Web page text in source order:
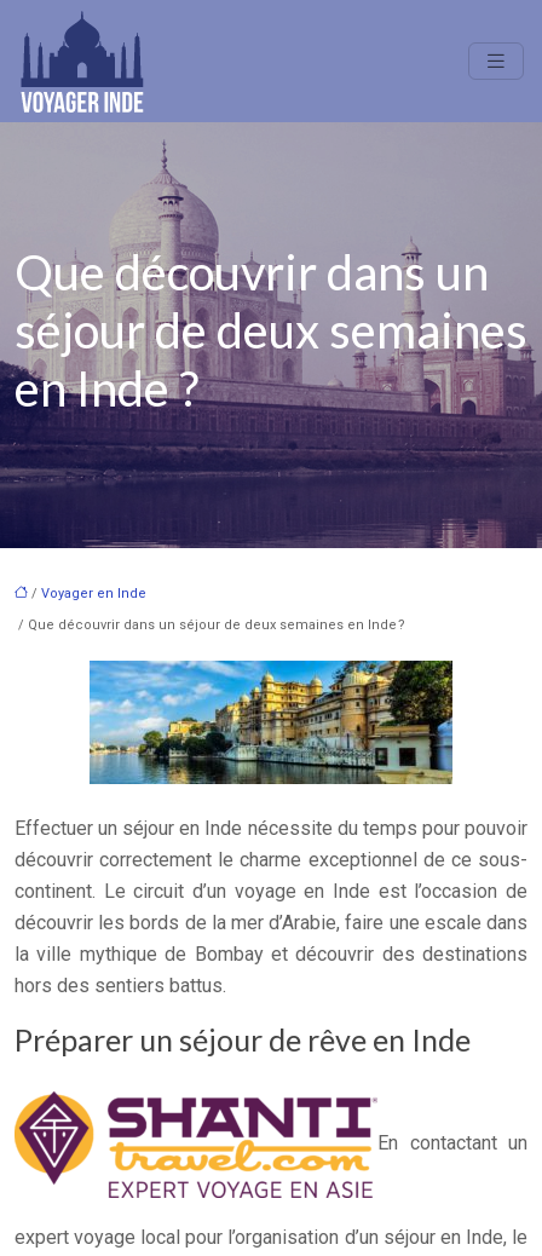
Que découvrir dans un
séjour de deux semaines
en Inde ?
/ Voyager en Inde
/ Que découvrir dans un séjour de deux semaines en Inde ?
Effectuer un séjour en Inde nécessite du temps pour pouvoir
découvrir correctement le charme exceptionnel de ce sous-
continent. Le circuit d’un voyage en Inde est l’occasion de
découvrir les bords de la mer d’Arabie, faire une escale dans
la ville mythique de Bombay et découvrir des destinations
hors des sentiers battus.
Préparer un séjour de rêve en Inde
En contactant un
expert voyage local pour l’organisation d’un séjour en Inde, le